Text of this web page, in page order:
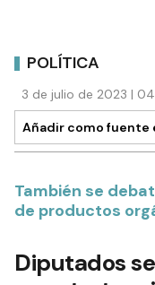
POLÍTICA
3 de julio de 2023 |
Añadir como fuente
También se
de productos
Diputados